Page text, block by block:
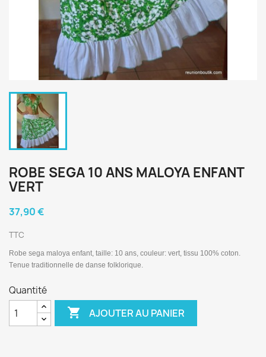
ROBE SEGA 10 ANS MALOYA ENFANT
VERT
37,90 €
TTC
Robe sega maloya enfant, taille: 10 ans, couleur: vert, tissu 100% coton.
Tenue traditionnelle de danse folklorique.
Quantité
 AJOUTER AU PANIER